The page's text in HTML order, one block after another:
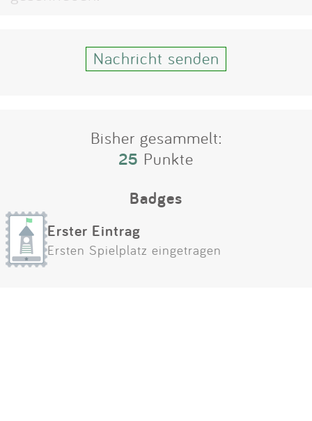
Nachricht senden
Bisher gesammelt:
25 Punkte
Badges
Erster Eintrag
Ersten Spielplatz eingetragen